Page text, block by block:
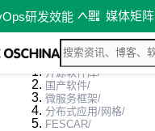
研发效能 媒体矩阵
开源软件库/
国产软件/
微服务框架/
分布式应用/网格/
FESCAR/